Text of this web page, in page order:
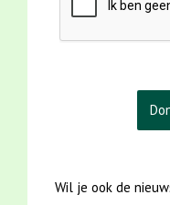
Wil je ook de